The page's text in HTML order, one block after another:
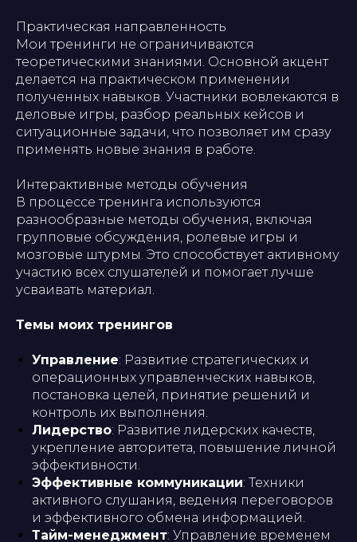
Практическая направленность
Мои тренинги не ограничиваются
теоретическими знаниями. Основной акцент
делается на практическом применении
полученных навыков. Участники вовлекаются в
деловые игры, разбор реальных кейсов и
ситуационные задачи, что позволяет им сразу
применять новые знания в работе.
Интерактивные методы обучения
В процессе тренинга используются
разнообразные методы обучения, включая
групповые обсуждения, ролевые игры и
мозговые штурмы. Это способствует активному
участию всех слушателей и помогает лучше
усваивать материал.
Темы моих тренингов
Управление: Развитие стратегических и
операционных управленческих навыков,
постановка целей, принятие решений и
контроль их выполнения.
Лидерство: Развитие лидерских качеств,
укрепление авторитета, повышение личной
эффективности.
Эффективные коммуникации: Техники
активного слушания, ведения переговоров
и эффективного обмена информацией.
Тайм-менеджмент: Управление временем